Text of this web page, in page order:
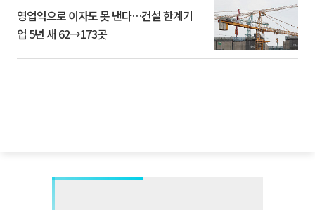
영업익으로 이자도 못 낸다…건설 한계기
업 5년 새 62→173곳